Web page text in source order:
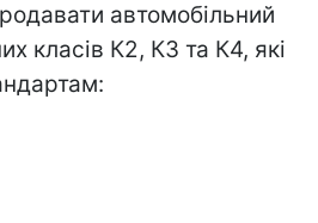
автомобільний
класів К2, К3 та К4, які